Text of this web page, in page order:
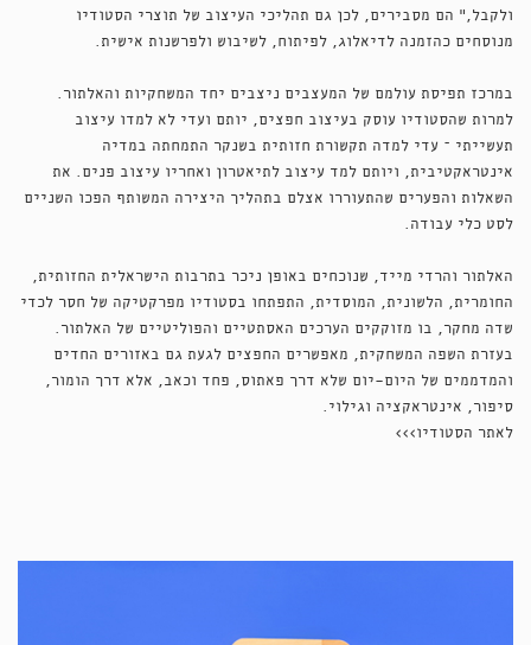
ולקבל," הם מסבירים, לכן גם תהליכי העיצוב של תוצרי הסטודיו
מנוסחים כהזמנה לדיאלוג, לפיתוח, לשיבוש ולפרשנות אישית.
במרכז תפיסת עולמם של המעצבים ניצבים יחד המשחקיות והאלתור.
למרות שהסטודיו עוסק בעיצוב חפצים, יותם ועדי לא למדו עיצוב
תעשייתי – עדי למדה תקשורת חזותית בשנקר התמחתה במדיה
אינטראקטיבית, ויותם למד עיצוב לתיאטרון ואחריו עיצוב פנים. את
השאלות והפערים שהתעוררו אצלם בתהליך היצירה המשותף הפכו השניים
לסט כלי עבודה.
האלתור והרדי מייד, שנוכחים באופן ניכר בתרבות הישראלית החזותית,
החומרית, הלשונית, המוסדית, התפתחו בסטודיו מפרקטיקה של חסר לכדי
שדה מחקר, בו מזוקקים הערכים האסתטיים והפוליטיים של האלתור.
בעזרת השפה המשחקית, מאפשרים החפצים לגעת גם באזורים החדים
והמדממים של היום־יום שלא דרך פאתוס, פחד וכאב, אלא דרך הומור,
סיפור, אינטראקציה וגילוי.
לאתר הסטודיו>>>